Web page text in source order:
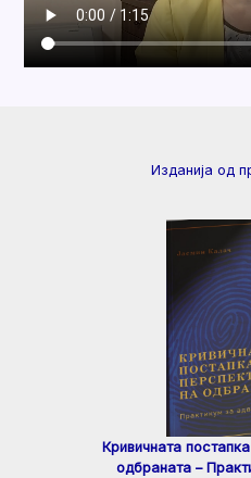
Изданија од
Кривичната
одбраната –